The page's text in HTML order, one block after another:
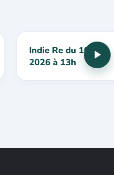
Indie Re du 10 mai
2026 à 13h